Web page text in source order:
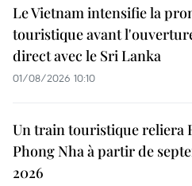
Le Vietnam intensifie la
touristique avant
direct avec le Sri Lanka
01/08/2026 10:10
Un train touristique reliera
Phong Nha à partir de
2026